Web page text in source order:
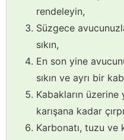
rendeleyin,
Süzgece
sıkın,
En son yine
sıkın ve ayrı bir
Kabakların üzerine
karışana kadar
Karbonatı, tuzu